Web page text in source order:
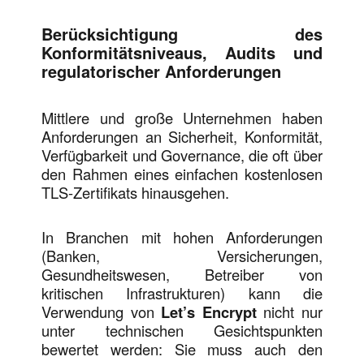
Berücksichtigung des
Konformitätsniveaus, Audits und
regulatorischer Anforderungen
Mittlere und große Unternehmen haben
Anforderungen an Sicherheit, Konformität,
Verfügbarkeit und Governance, die oft über
den Rahmen eines einfachen kostenlosen
TLS-Zertifikats hinausgehen.
In Branchen mit hohen Anforderungen
(Banken, Versicherungen,
Gesundheitswesen, Betreiber von
kritischen Infrastrukturen) kann die
Verwendung von Let’s Encryptnicht nur
unter technischen Gesichtspunkten
bewertet werden: Sie muss auch den